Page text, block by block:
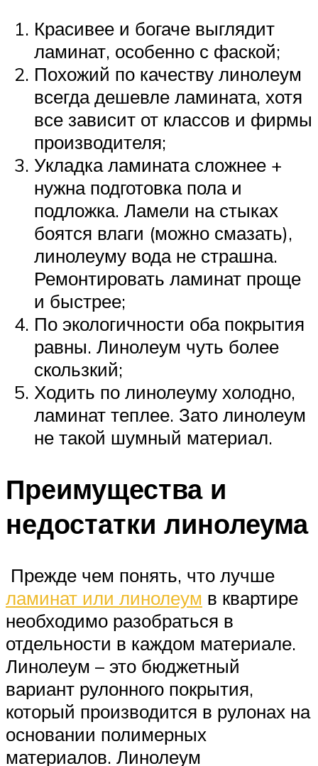
Красивее и богаче выглядит
ламинат, особенно с фаской;
Похожий по качеству линолеум
всегда дешевле ламината, хотя
все зависит от классов и фирмы
производителя;
Укладка ламината сложнее +
нужна подготовка пола и
подложка. Ламели на стыках
боятся влаги (можно смазать),
линолеуму вода не страшна.
Ремонтировать ламинат проще
и быстрее;
По экологичности оба покрытия
равны. Линолеум чуть более
скользкий;
Ходить по линолеуму холодно,
ламинат теплее. Зато линолеум
не такой шумный материал.
Преимущества и
недостатки линолеума
Прежде чем понять, что лучше
ламинат или линолеум в квартире
необходимо разобраться в
отдельности в каждом материале.
Линолеум – это бюджетный
вариант рулонного покрытия,
который производится в рулонах на
основании полимерных
материалов. Линолеум